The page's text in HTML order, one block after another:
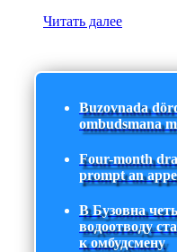
Читать далее
Buzovnada
ombudsmana
Four-month
prompt an
В Бузовна
водоотводу
к омбудсмену